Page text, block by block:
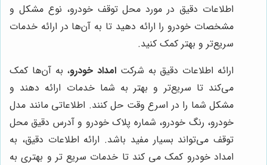
اطلاعات دقیق در مورد محل توقف خودرو، نوع مشکل و
مشخصات خودرو را ارائه دهید تا به آن‌ها در ارائه خدمات
سریع‌تر و بهتر کمک کنید.
ارائه اطلاعات دقیق به شرکت امداد خودرو، به آن‌ها کمک
می‌کند تا سریع‌تر و بهتر به شما خدمات ارائه دهند و
مشکل شما را در اسرع وقت حل کنند. اطلاعاتی مانند مدل
خودرو، رنگ خودرو، شماره پلاک خودرو و آدرس دقیق محل
توقف می‌تواند بسیار مفید باشد. ارائه اطلاعات دقیق، به
امداد خودرو کمک می کند تا خدمات سریع تر و بهتری به